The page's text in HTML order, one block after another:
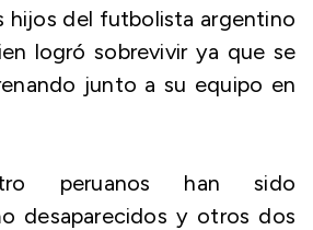
hijos del futbolista argentino
logró sobrevivir ya que se
junto a su equipo en
peruanos han sido
desaparecidos y otros dos